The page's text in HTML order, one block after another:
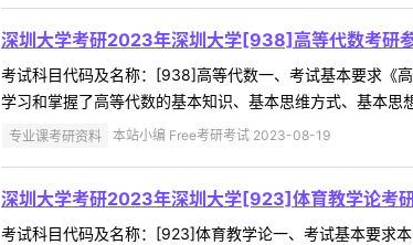
深圳大学考研2023年深圳大学[938]高等代数考研
考试科目代码及名称：[938]高等代数一、考试基本要求《
学习和掌握了高等代数的基本知识、基本思维方式、基本
专业课考研资料 本站小编 Free考研考试 2023-08-19
深圳大学考研2023年深圳大学[923]体育教学论考
考试科目代码及名称：[923]体育教学论一、考试基本要求